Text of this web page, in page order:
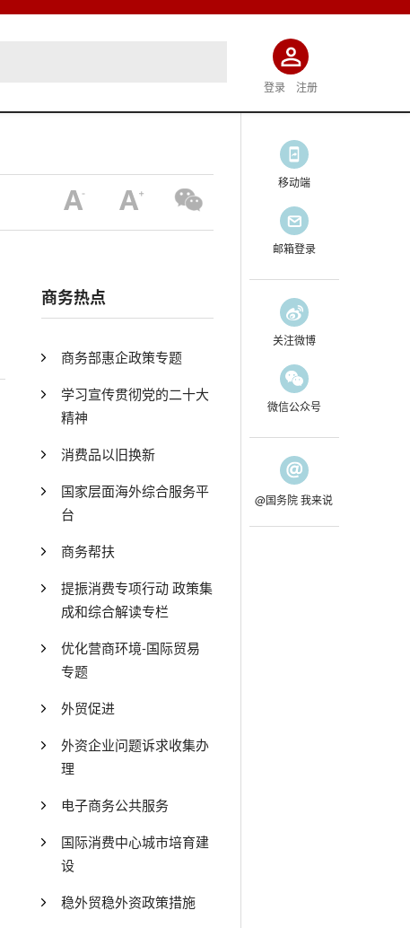
登录 注册
商务热点
商务部惠企政策专题
学习宣传贯彻党的二十大
精神
消费品以旧换新
国家层面海外综合服务平
台
商务帮扶
提振消费专项行动 政策集
成和综合解读专栏
优化营商环境-国际贸易
专题
外贸促进
外资企业问题诉求收集办
理
电子商务公共服务
国际消费中心城市培育建
设
稳外贸稳外资政策措施
移动端
邮箱登录
关注微博
微信公众号
@国务院 我来说